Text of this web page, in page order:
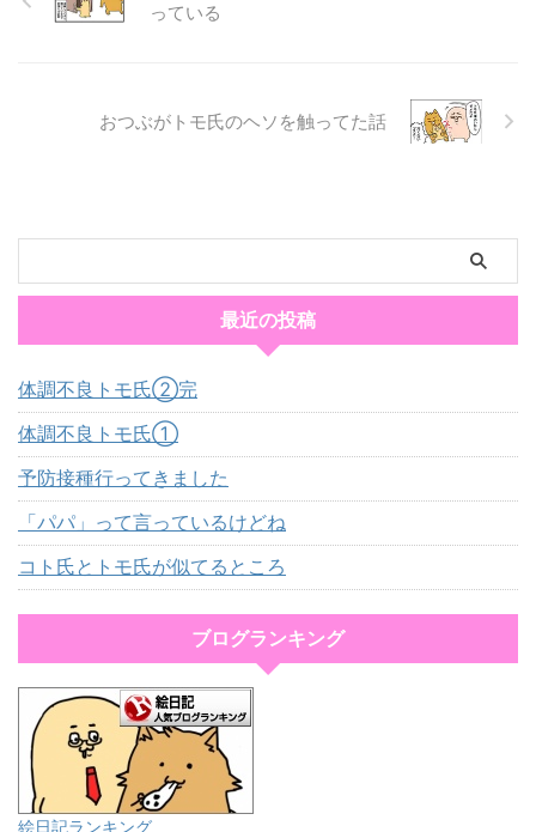
っている
おつぶがトモ氏のヘソを触ってた話
最近の投稿
体調不良トモ氏②完
体調不良トモ氏①
予防接種行ってきました
「パパ」って言っているけどね
コト氏とトモ氏が似てるところ
ブログランキング
絵日記ランキング